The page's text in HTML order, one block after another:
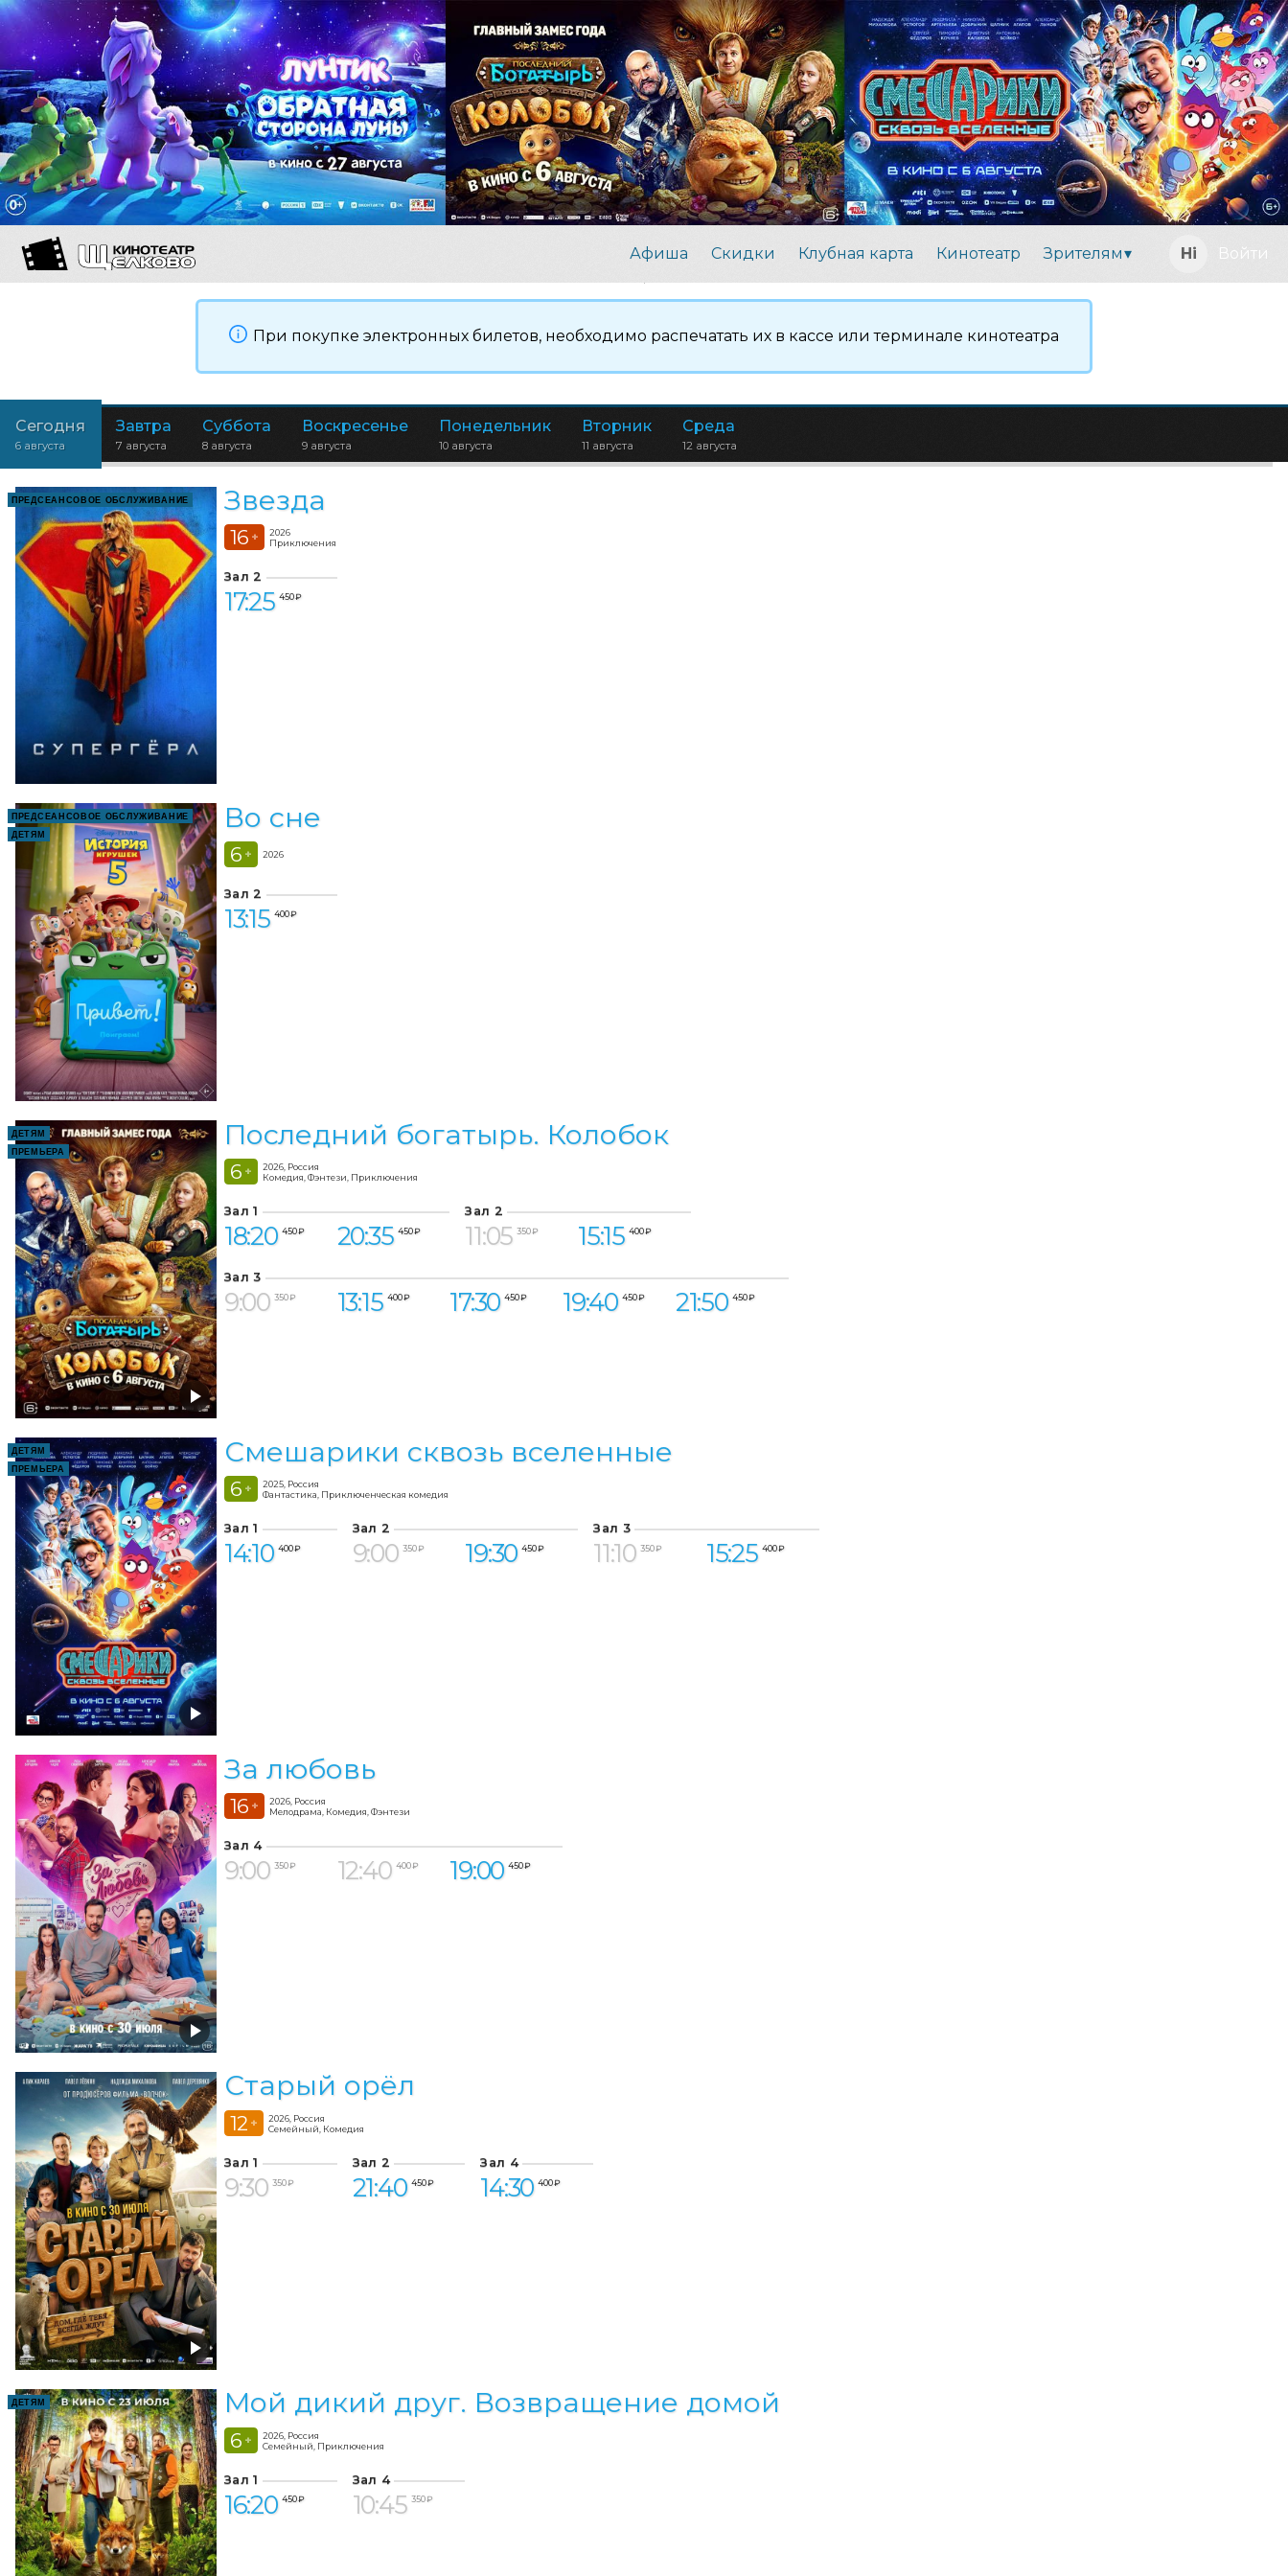
Афиша Скидки Клубная карта Кинотеатр Зрителям Войти
При покупке электронных билетов, необходимо распечатать их в кассе или терминале кинотеатра
Сегодня
6 августа
Завтра
7 августа
Суббота
8 августа
Воскресенье
9 августа
Понедельник
10 августа
Вторник
11 августа
Среда
12 августа
ПРЕДСЕАНСОВОЕ ОБСЛУЖИВАНИЕ Звезда
16 +
2026
Приключения
Зал 2
17:25 450 ₽
ПРЕДСЕАНСОВОЕ ОБСЛУЖИВАНИЕ
ДЕТЯМ
Во сне
6 + 2026
Зал 2
13:15 400 ₽
ДЕТЯМ
ПРЕМЬЕРА
Последний богатырь. Колобок
6 +
2026, Россия
Комедия, Фэнтези, Приключения
Зал 1
18:20 450 ₽ 20:35 450 ₽
Зал 2
11:05 350 ₽ 15:15 400 ₽
Зал 3
9:00 350 ₽ 13:15 400 ₽ 17:30 450 ₽ 19:40 450 ₽ 21:50 450 ₽
ДЕТЯМ
ПРЕМЬЕРА
Смешарики сквозь вселенные
6 +
2025, Россия
Фантастика, Приключенческая комедия
Зал 1
14:10 400 ₽
Зал 2
9:00 350 ₽ 19:30 450 ₽
Зал 3
11:10 350 ₽ 15:25 400 ₽
За любовь
16 +
2026, Россия
Мелодрама, Комедия, Фэнтези
Зал 4
9:00 350 ₽ 12:40 400 ₽ 19:00 450 ₽
Старый орёл
12 +
2026, Россия
Семейный, Комедия
Зал 1
9:30 350 ₽
Зал 2
21:40 450 ₽
Зал 4
14:30 400 ₽
ДЕТЯМ Мой дикий друг. Возвращение домой
6 +
2026, Россия
Семейный, Приключения
Зал 1
16:20 450 ₽
Зал 4
10:45 350 ₽